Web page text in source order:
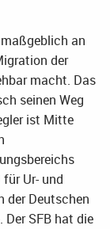
an
der
macht. Das
seinen Weg
ist Mitte
Ur- und
der Deutschen
SFB hat die